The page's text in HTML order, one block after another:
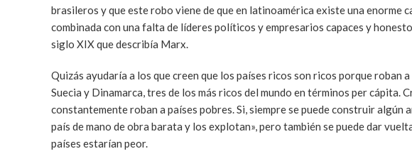
brasileros y que este robo viene de que en latinoamérica existe una enorme
combinada con una falta de líderes políticos y empresarios capaces y
siglo XIX que describía Marx.
Quizás ayudaría a los que creen que los países ricos son ricos porque roban
Suecia y Dinamarca, tres de los más ricos del mundo en términos per cápita.
constantemente roban a países pobres. Si, siempre se puede construir algún
país de mano de obra barata y los explotan», pero también se puede dar
países estarían peor.